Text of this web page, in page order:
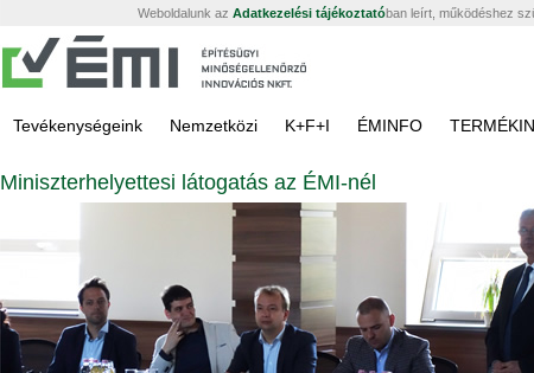
Weboldalunk az Adatkezelési tájékoztatóban leírt, működéshez
Tevékenységeink Nemzetközi K+F+I ÉMINFO
Miniszterhelyettesi látogatás az ÉMI-nél